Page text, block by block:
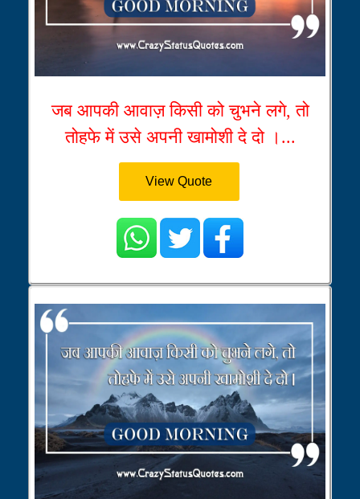
जब आपकी आवाज़ किसी को चुभने लगे, तो
तोहफे में उसे अपनी खामोशी दे दो ।...
View Quote